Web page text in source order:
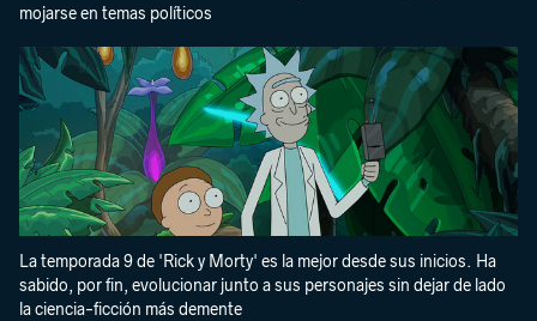
mojarse en temas políticos
La temporada 9 de 'Rick y Morty' es la mejor desde sus inicios. Ha
sabido, por fin, evolucionar junto a sus personajes sin dejar de lado
la ciencia-ficción más demente